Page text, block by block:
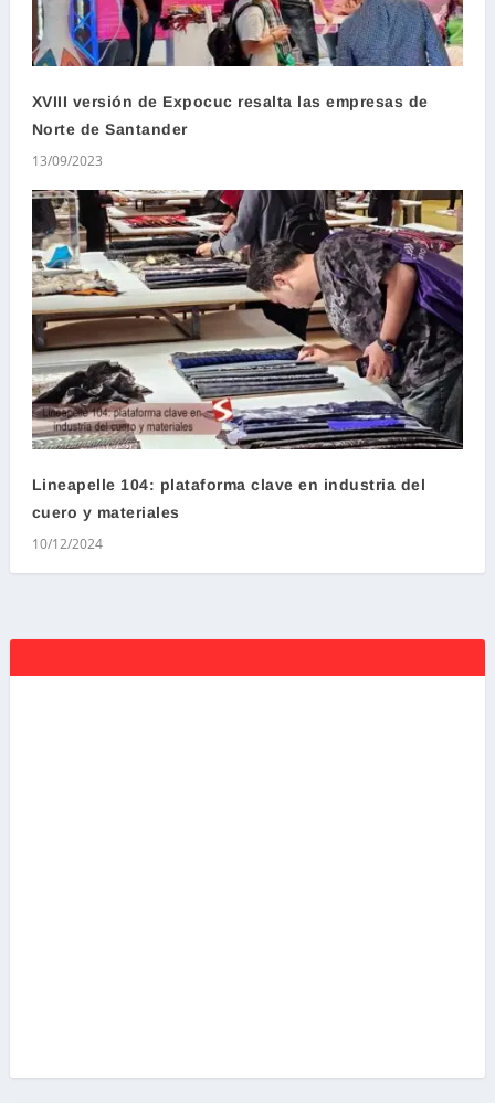
XVIII versión de Expocuc resalta las empresas de
Norte de Santander
13/09/2023
Lineapelle 104: plataforma clave en industria del
cuero y materiales
10/12/2024